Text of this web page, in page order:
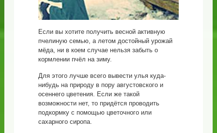
Если вы хотите получить весной активную
пчелиную семью, а летом достойный урожай
мёда, ни в коем случае нельзя забыть о
кормлении пчёл на зиму.
Для этого лучше всего вывести улья куда-
нибудь на природу в пору августовского и
осеннего цветения. Если же такой
возможности нет, то придётся проводить
подкормку с помощью цветочного или
сахарного сиропа.